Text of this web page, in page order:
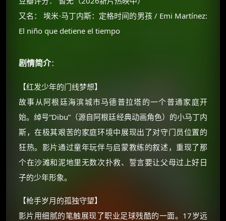
又名： 埃米·马丁内斯：定格时间的男孩 / Emi Martínez:
El niño que detiene el tiempo
剧情简介：
【红发少年的门线梦想】
故事从阿根廷海滨城市马德普拉塔的一个普通家庭开
始。绰号“Dibu”（源自阿根廷经典动画角色）的小马丁内
斯，在极其艰苦的家庭环境中展现出了对守门员位置的
狂热。影片通过童年玩伴与启蒙教练的叙述，重现了那
个在沙滩和泥地里无数次扑救、誓言要让父母过上好日
子的少年形象。
【枪手岁月的孤独守望】
影片用细腻的笔触展现了职业足球残酷的一面。17岁远
🧧 福利领取站 ×
☕
你需要的各种会员，都可低价购买！
如夸克12个月送14天 最低75元！